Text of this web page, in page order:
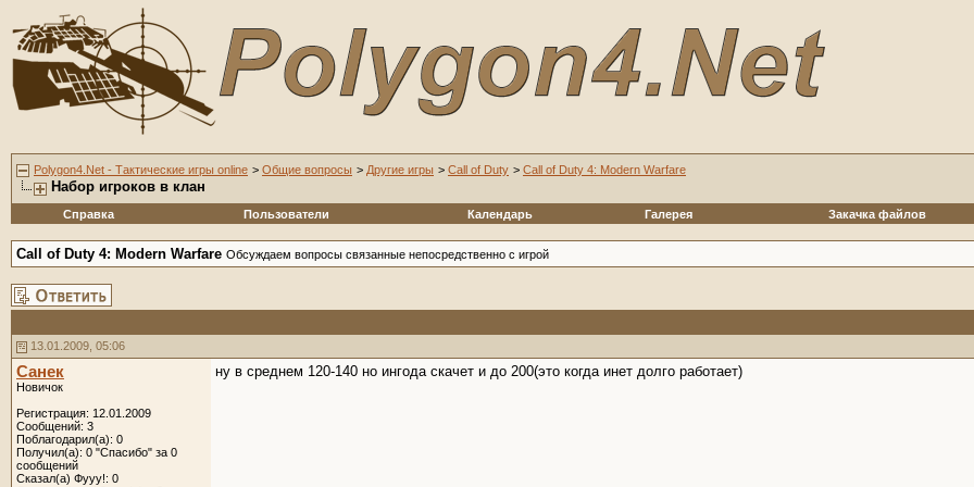
Polygon4.Net - Тактические игры online > Общие вопросы > Другие игры > Call of Duty > Call of Duty 4: Modern Warfare
Набор игроков в клан
Справка Пользователи Календарь Галерея Закачка файлов
Call of Duty 4: Modern Warfare Обсуждаем вопросы связанные непосредственно с игрой
13.01.2009, 05:06
Санек
Новичок
Регистрация: 12.01.2009
Сообщений: 3
Поблагодарил(а): 0
Получил(а): 0 "Спасибо" за 0
сообщений
Сказал(а) Фууу!: 0
ну в среднем 120-140 но ингода скачет и до 200(это когда инет долго работает)